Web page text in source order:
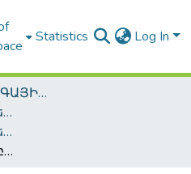
Statistics Log In
ՀԱՅԱՍՏԱՆԻ ԱԶԳԱՅԻՆ ԳՐԱԴԱՐԱՆԻ ԹՎԱՅԻՆ ՊԱՀՈՑ / DIGITAL REPOSITORY OF NLA
Ատենախոսություններ և սեղմագրեր / Theses & Abstracts
Ատենախոսություններ և սեղմագրեր / Theses & Abstracts
Եկամուտների վերաբաշխման մոդելավորումը աղքատության հաղթահարման ռազմավարական ծրագրի մշակման գործընթացում